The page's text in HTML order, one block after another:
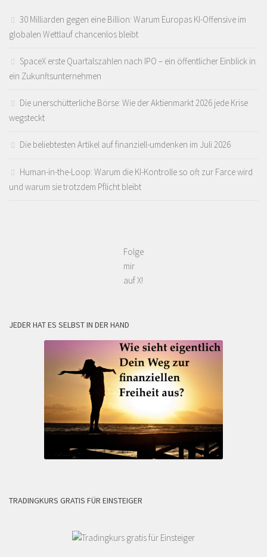
30 Milliarden gegen eine Billion: Warum Europas KI-Offensive im
globalen Wettlauf chancenlos bleibt
SpaceX erste Quartalszahlen nach IPO – ein öffentlicher Einblick in
ein Zukunftsunternehmen
Die unerschütterliche Börse: Wie der Aktienmarkt 2026 jede Krise
wegsteckt
Die beliebtesten Artikel auf finanziell-umdenken im Juli 2026
Human-in-the-Loop: Warum die KI-Kontrolle so oft zur Farce wird
und warum sie trotzdem Pflicht bleibt
Folge
mir
auf X!
JEDER HAT ES SELBST IN DER HAND
TRADINGKURS GRATIS FÜR EINSTEIGER